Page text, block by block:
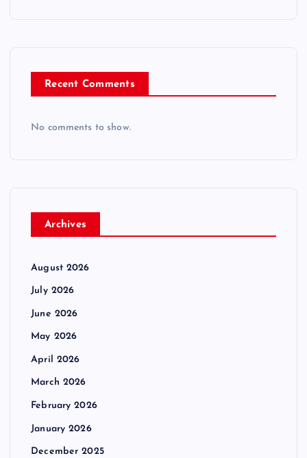
Recent Comments
No comments to show.
Archives
August 2026
July 2026
June 2026
May 2026
April 2026
March 2026
February 2026
January 2026
December 2025